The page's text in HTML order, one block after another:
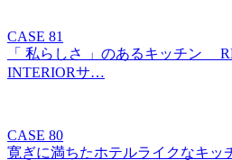
CASE 81
「 私らしさ 」のあるキッチン
INTERIORサ…
CASE 80
寛ぎに満ちたホテルライクなキッ